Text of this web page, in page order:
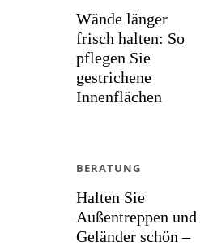
Wände länger
frisch halten: So
pflegen Sie
gestrichene
Innenflächen
Halten Sie
Außentreppen und
Geländer schön –
BERATUNG